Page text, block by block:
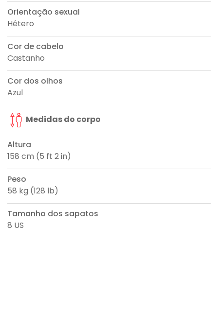
Orientação sexual
Hétero
Cor de cabelo
Castanho
Cor dos olhos
Azul
Medidas do corpo
Altura
158 cm (5 ft 2 in)
Peso
58 kg (128 lb)
Tamanho dos sapatos
8 US